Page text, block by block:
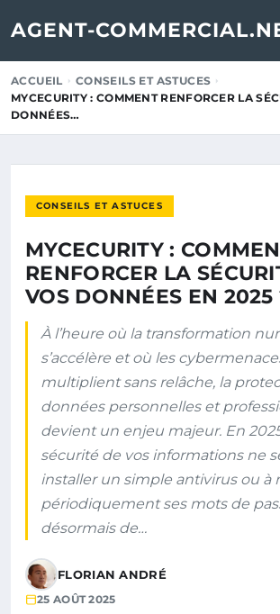
AGENT-
ACCUEIL
CONSEILS ET ASTUCES
MYCECURITY : COMMENT RENFORCER LA
DONNÉES…
CONSEILS ET ASTUCES
MYCECURITY :
RENFORCER LA
VOS DONNÉES EN 2025
À l’heure où la transformation
s’accélère et où les
multiplient sans relâche, la
données personnelles et
devient un enjeu majeur. En
sécurité de vos informations ne
installer un simple antivirus ou à
périodiquement ses mots de
désormais de…
FLORIAN ANDRÉ
25 AOÛT 2025